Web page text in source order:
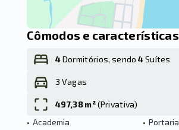
Cômodos e características
4Dormitórios, sendo4Suítes
3 Vagas
497,38 m²(Privativa)
• Academia • Portaria